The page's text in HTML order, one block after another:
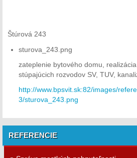
Štúrová 243
sturova_243.png
zateplenie bytového domu,
stúpajúcich rozvodov SV, TUV,
http://www.bpsvit.sk:82/images/
3/sturova_243.png
REFERENCIE